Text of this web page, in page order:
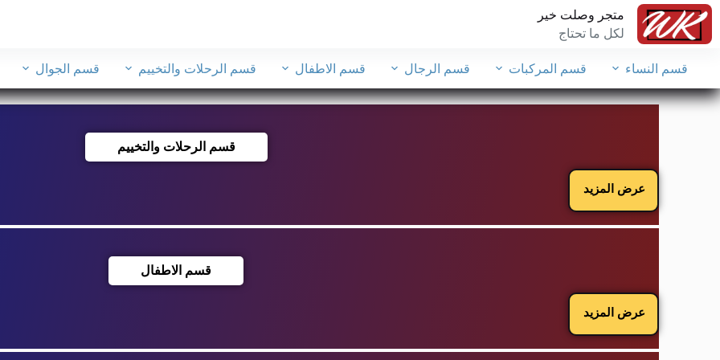
متجر وصلت خير
لكل ما تحتاج
قسم النساء قسم المركبات قسم الرجال قسم الاطفال قسم الرحلات والتخييم قسم الجوال
قسم الرحلات والتخييم
عرض المزيد
قسم الاطفال
عرض المزيد